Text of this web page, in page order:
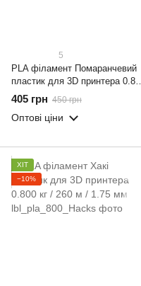
5
PLA філамент Помаранчевий
пластик для 3D принтера 0.800
кг / 260 м / 1.75 мм
405 грн 450 грн
Оптові ціни
ХІТ
−10%